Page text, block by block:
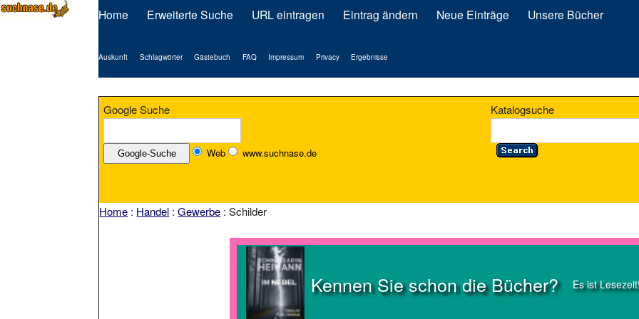
Home Erweiterte Suche URL eintragen Eintrag ändern Neue Einträge Unsere Bücher
Auskunft Schlagwörter Gästebuch FAQ Impressum Privacy Ergebnisse
Google Suche
Web www.suchnase.de
Katalogsuche
Home : Handel :Gewerbe : Schilder
Kennen Sie schon die Bücher? Es ist